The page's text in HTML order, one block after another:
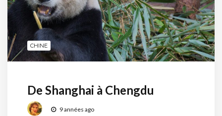
CHINE
De Shanghai à Chengdu
9 années ago